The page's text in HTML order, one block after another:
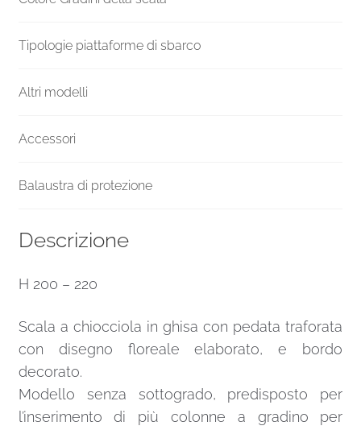
Tipologie piattaforme di sbarco
Altri modelli
Accessori
Balaustra di protezione
Descrizione
H 200 – 220
Scala a chiocciola in ghisa con pedata traforata
con disegno floreale elaborato, e bordo
decorato.
Modello senza sottogrado, predisposto per
l’inserimento di più colonne a gradino per